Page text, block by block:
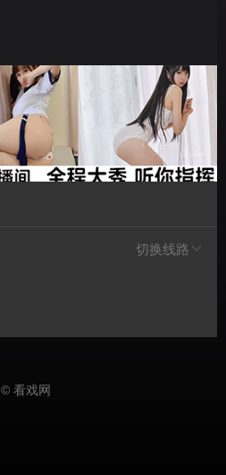
切换线路
© 看戏网